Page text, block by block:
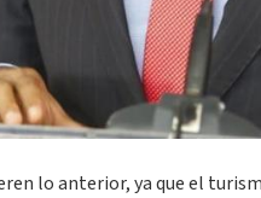
lo anterior, ya que el